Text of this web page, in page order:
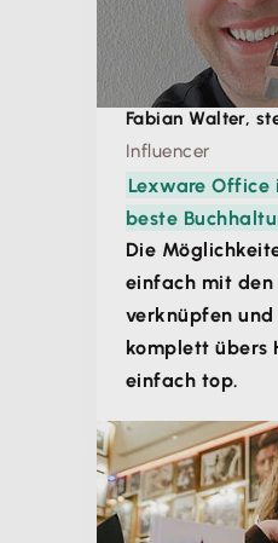
Fabian Walter,
Influencer
Lexware Office
beste
Die
einfach mit den
verknüpfen
komplett übers
einfach top.